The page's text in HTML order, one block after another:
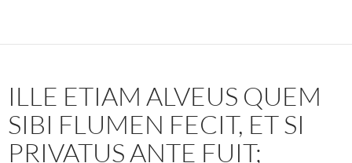
ILLE ETIAM ALVEUS QUEM
SIBI FLUMEN FECIT, ET SI
PRIVATUS ANTE FUIT;